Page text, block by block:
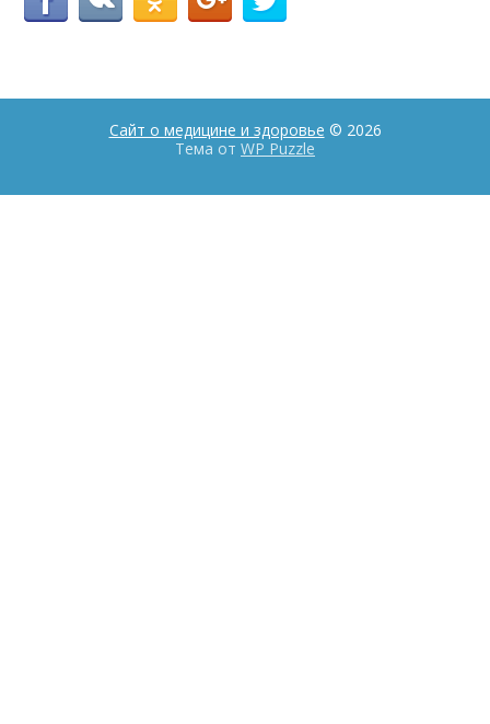
Сайт о медицине и здоровье © 2026
Тема от WP Puzzle